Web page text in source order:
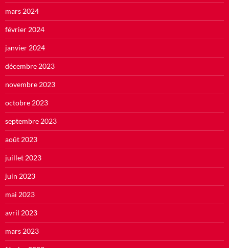
mars 2024
février 2024
janvier 2024
décembre 2023
novembre 2023
octobre 2023
septembre 2023
août 2023
juillet 2023
juin 2023
mai 2023
avril 2023
mars 2023